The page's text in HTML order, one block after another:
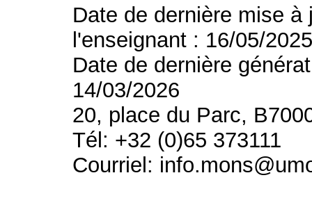
Date de dernière mise
l'enseignant : 16/05/
Date de dernière
14/03/2026
20, place du Parc,
Tél: +32 (0)65 373111
Courriel: